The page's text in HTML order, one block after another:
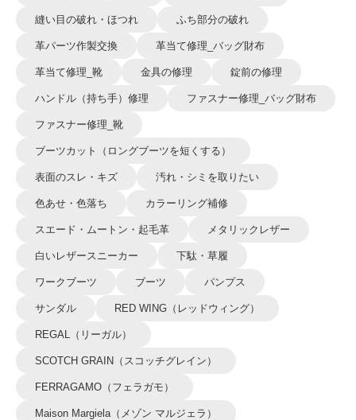
縫い目の破れ・ほつれ ふち部分の破れ
革パーツ作製交換 革当て修理_バッグ財布
革当て修理_靴 金具の修理 錠前の修理
ハンドル（持ち手）修理 ファスナー修理_バッグ財布
ファスナー修理_靴
ブーツカット（ロングブーツを短くする）
表面のスレ・キズ 汚れ・シミを取りたい
色あせ・色落ち カラーリング補修
スエード・ムートン・起毛革 メタリックレザー
白いレザースニーカー 下駄・草履
ワークブーツ ブーツ パンプス
サンダル RED WING（レッドウィング）
REGAL（リーガル）
SCOTCH GRAIN（スコッチグレイン）
FERRAGAMO（フェラガモ）
Maison Margiela（メゾン マルジェラ）